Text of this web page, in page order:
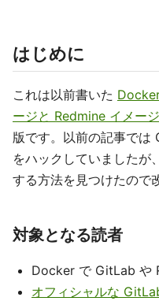
はじめに
これは以前書いた
ージと Redmine イメー
版です。以前の記事で
をハックしていましたが、
する方法を見つけたので
対象となる読者
Docker で GitLab や
オフィシャルな